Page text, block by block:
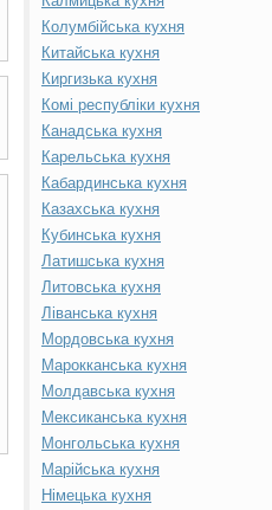
Колумбійська кухня
Китайська кухня
Киргизька кухня
Комі республіки кухня
Канадська кухня
Карельська кухня
Кабардинська кухня
Казахська кухня
Кубинська кухня
Латишська кухня
Литовська кухня
Ліванська кухня
Мордовська кухня
Марокканська кухня
Молдавська кухня
Мексиканська кухня
Монгольська кухня
Марійська кухня
Німецька кухня